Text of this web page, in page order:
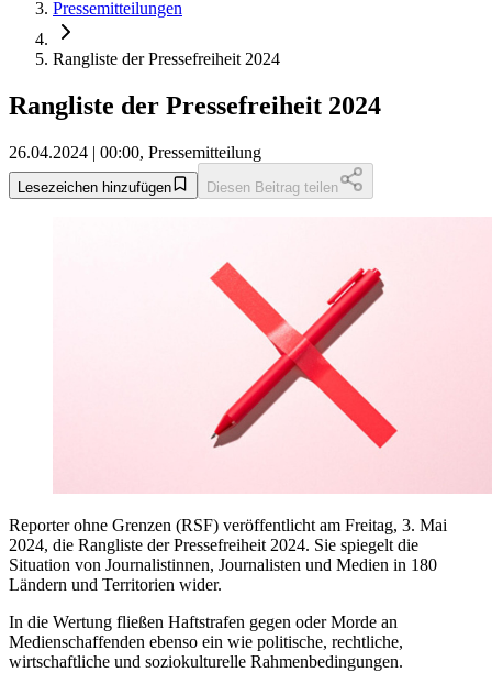
Pressemitteilungen
Rangliste der Pressefreiheit 2024
Rangliste der Pressefreiheit 2024
26.04.2024 | 00:00, Pressemitteilung
Lesezeichen hinzufügen Diesen Beitrag teilen
Reporter ohne Grenzen (RSF) veröffentlicht am Freitag, 3. Mai
2024, die Rangliste der Pressefreiheit 2024. Sie spiegelt die
Situation von Journalistinnen, Journalisten und Medien in 180
Ländern und Territorien wider.
In die Wertung fließen Haftstrafen gegen oder Morde an
Medienschaffenden ebenso ein wie politische, rechtliche,
wirtschaftliche und soziokulturelle Rahmenbedingungen.